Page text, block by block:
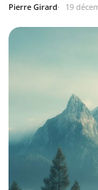
Pierre Girard 19